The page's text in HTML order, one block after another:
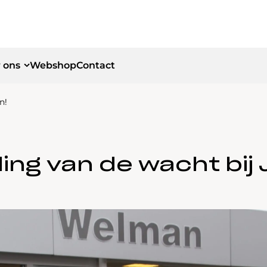
ons WebshopContact
van de wacht bij